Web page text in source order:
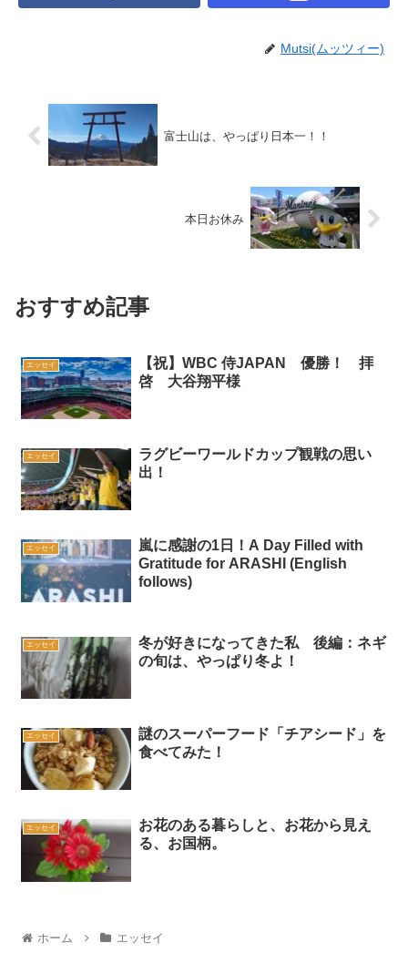
Mutsi(ムッツィー)
富士山は、やっぱり日本一！！
本日お休み
おすすめ記事
エッセイ
【祝】WBC 侍JAPAN 優勝！ 拝
啓 大谷翔平様
エッセイ
ラグビーワールドカップ観戦の思い
出！
エッセイ
嵐に感謝の1日！A Day Filled with
Gratitude for ARASHI (English
follows)
エッセイ
冬が好きになってきた私 後編：ネギ
の旬は、やっぱり冬よ！
エッセイ
謎のスーパーフード「チアシード」を
食べてみた！
エッセイ
お花のある暮らしと、お花から見え
る、お国柄。
ホーム エッセイ